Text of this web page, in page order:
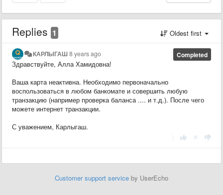
Replies 1 Oldest first
Completed
КАРЛЫГАШ8 years ago
Здравствуйте, Алла Хамидовна!
Ваша карта неактивна. Необходимо первоначально
воспользоваться в любом банкомате и совершить любую
транзакцию (например проверка баланса .... и т.д.). После чего
можете интернет транзакции.
С уважением, Карлыгаш.
Customer support service by UserEcho